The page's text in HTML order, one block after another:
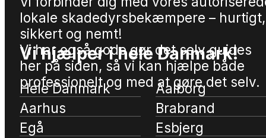
lokale skadedyrsbekæmpere – hurtigt,
sikkert og nemt!
Vi har også gode gør det selv guides
her på siden, så vi kan hjælpe både
professionelt og med at gøre det selv.
Vi hjælper i hele Danmark!
Hele Danmark
Aalborg
Aarhus
Brabrand
Egå
Esbjerg